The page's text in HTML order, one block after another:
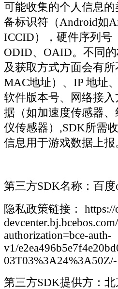
可能收集的个人信息
备标识符（Android如
ICCID），硬件序列号
ODID、OAID。不同
及获取方式方面会有
MAC地址）、IP 地址
软件版本号、网络接
据（如加速度传感器
仪传感器）,SDK所需
信息用于游戏数据上报
第三方SDK名称：百
隐私政策链接： https://
authorization=bce-auth-
v1/
第三方SDK提供方：